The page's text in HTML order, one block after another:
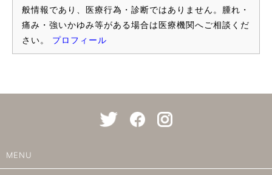
般情報であり、医療行為・診断ではありません。腫れ・
痛み・強いかゆみ等がある場合は医療機関へご相談くだ
さい。 プロフィール
MENU